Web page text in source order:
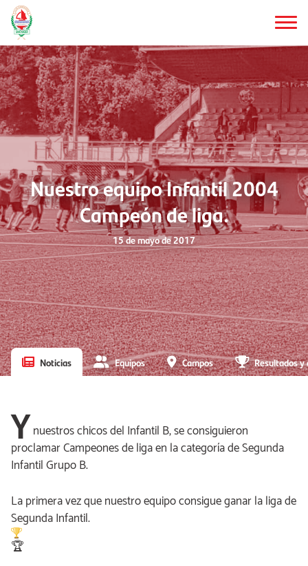
Saltar
al
contenido
principal
Nuestro equipo Infantil 2004
Campeón de liga.
15 de mayo de 2017
Noticias Equipos Campos Resultados y
Ynuestros chicos del Infantil B, se consiguieron
proclamar Campeones de liga en la categoría de Segunda
Infantil Grupo B.
La primera vez que nuestro equipo consigue ganar la liga de
Segunda Infantil.
🏆